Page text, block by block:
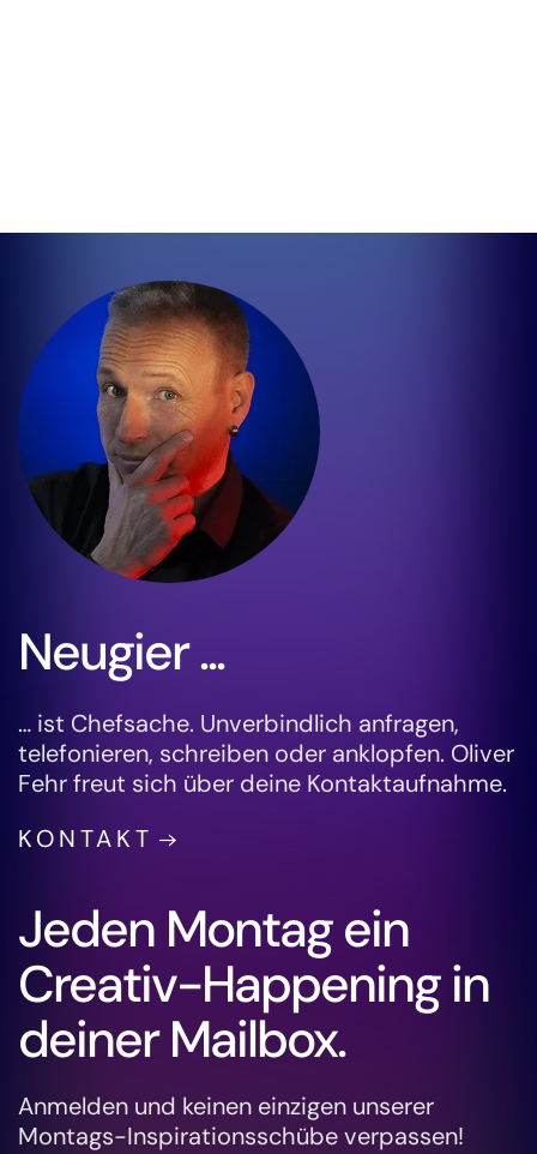
Neugier ...
… ist Chefsache. Unverbindlich anfragen,
telefonieren, schreiben oder anklopfen. Oliver
Fehr freut sich über deine Kontaktaufnahme.
KONTAKT
Jeden Montag ein
Creativ-Happening in
deiner Mailbox.
Anmelden und keinen einzigen unserer
Montags-Inspirationsschübe verpassen!